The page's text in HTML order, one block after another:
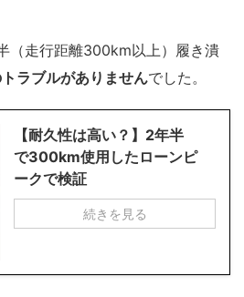
（走行距離300km以上）履き潰
ラブルがありませんでした。
【耐久性は高い？】2年半
で300km使用したローンピ
ークで検証
続きを見る